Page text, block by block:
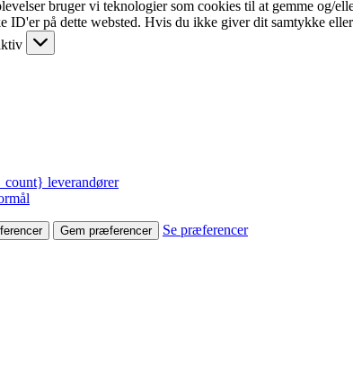
bruger vi teknologier som cookies til at gemme og/
på dette websted. Hvis du ikke giver dit samtykke
leverandører
Gem præferencer Se præferencer